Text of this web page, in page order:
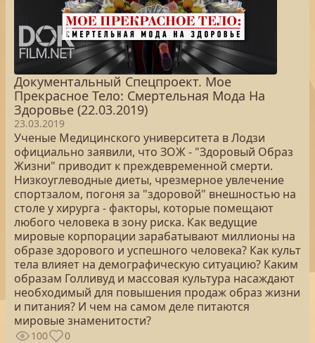
Документальный Спецпроект. Мое
Прекрасное Тело: Смертельная Мода На
Здоровье (22.03.2019)
23.03.2019
Ученые Медицинского университета в Лодзи
официально заявили, что ЗОЖ - "Здоровый Образ
Жизни" приводит к преждевременной смерти.
Низкоуглеводные диеты, чрезмерное увлечение
спортзалом, погоня за "здоровой" внешностью на
столе у хирурга - факторы, которые помещают
любого человека в зону риска. Как ведущие
мировые корпорации зарабатывают миллионы на
образе здорового и успешного человека? Как культ
тела влияет на демографическую ситуацию? Каким
образам Голливуд и массовая культура насаждают
необходимый для повышения продаж образ жизни
и питания? И чем на самом деле питаются
мировые знаменитости?
100 0